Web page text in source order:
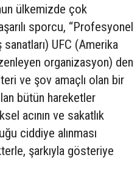
ülkemizde çok
sporcu, “Profesyonel
UFC (Amerika
organizasyon) den
ve şov amaçlı olan bir
bütün hareketler
acının ve sakatlık
ciddiye alınması
şarkıyla gösteriye